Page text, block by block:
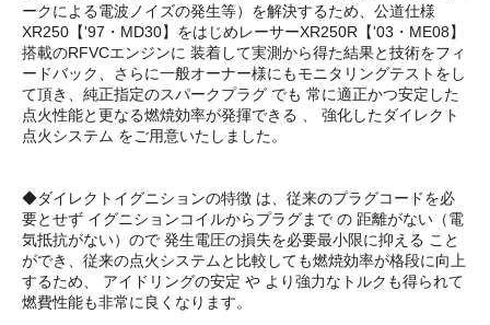
ークによる電波ノイズの発生等）を解決するため、公道仕様
XR250【'97・MD30】をはじめレーサーXR250R【'03・ME08】
搭載のRFVCエンジンに 装着して実測から得た結果と技術をフィ
ードバック、さらに一般オーナー様にもモニタリングテストをし
て頂き、純正指定のスパークプラグ でも 常に適正かつ安定した
点火性能と更なる燃焼効率が発揮できる 、 強化したダイレクト
点火システム をご用意いたしました。
◆ダイレクトイグニションの特徴 は、従来のプラグコードを必
要とせず イグニションコイルからプラグまで の 距離がない（電
気抵抗がない）ので 発生電圧の損失を必要最小限に抑える こと
ができ、従来の点火システムと比較しても燃焼効率が格段に向上
するため、 アイドリングの安定 や より強力なトルクも得られて
燃費性能も非常に良くなります。